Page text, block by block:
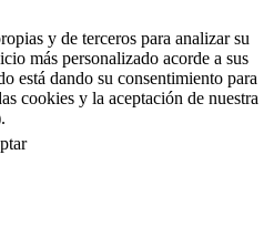
y de terceros para analizar su
más personalizado acorde a sus
está dando su consentimiento para
cookies y la aceptación de nuestra